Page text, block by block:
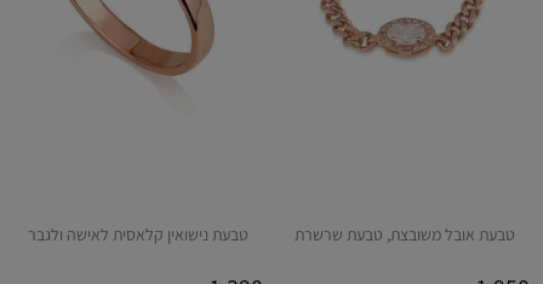
טבעת אובל משובצת, טבעת שרשרת טבעת נישואין קלאסית לאישה ולגבר